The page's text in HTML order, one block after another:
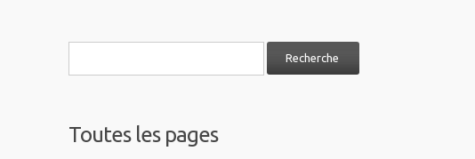
Toutes les pages